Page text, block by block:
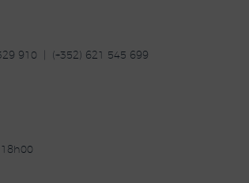
910 | (+352) 621 545 699